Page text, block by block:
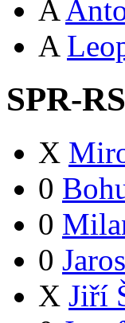
A
A
SPR-
X
0
0
0
X Jiří